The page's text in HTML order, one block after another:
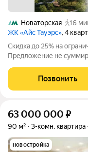
Новаторская
16
ЖК «Айс Тауэрс», 4
Скидка до 25% на
Предложение не
комнатная квартира
Тауэрс» (ЗАО Москвы, ул.
Позвонить
63 000 000 ₽
90 м² 3-комн. квартира
новостройка